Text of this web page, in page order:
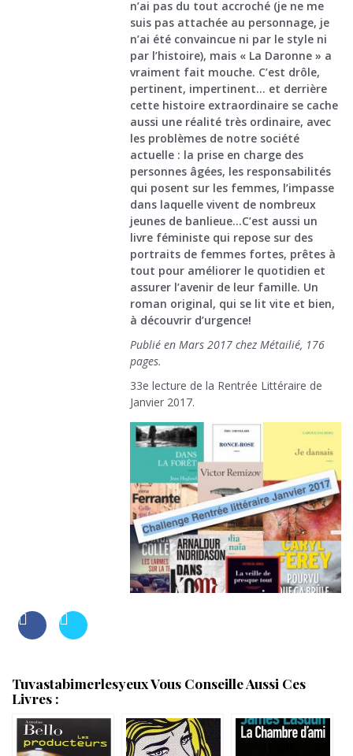
n’ai pas du tout accroché (je ne me
suis pas attachée au personnage, je
n’ai été convaincue ni par le style ni
par l’histoire), mais « La Daronne » a
vraiment fait mouche. C’est drôle,
pertinent, impertinent… et derrière
cette histoire extraordinaire se cache
aussi une réalité très ordinaire, avec
les problèmes de notre société
actuelle : la prise en charge des
personnes âgées, les responsabilités
qui posent sur les femmes, l’impasse
dans laquelle vivent de nombreux
jeunes de banlieue…C’est aussi un
livre féministe qui repose sur des
portraits de femmes fortes, prêtes à
tout pour améliorer le quotidien et
assurer l’avenir de leur famille. Un
roman original, qui se lit vite et bien,
à découvrir d’urgence!
Publié en Mars 2017 chez Métailié, 176
pages.
33e lecture de la Rentrée Littéraire de
Janvier 2017.
Tuvastabimerlesyeux Vous Conseille Aussi Ces
Livres :